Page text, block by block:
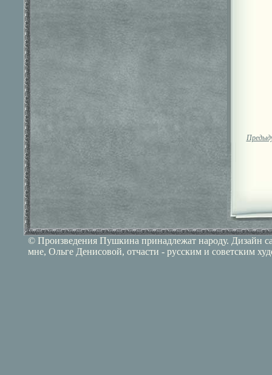
© Произведения Пушкина принадлежат народу. Дизайн
мне, Ольге Денисовой, отчасти - русским и советским